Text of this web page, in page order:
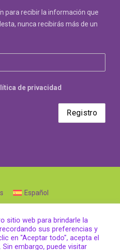
para recibir la información que
nunca recibirás más de un
de privacidad
Español
|AVISO LEGAL |
POLÍTICA DE
sitio web para brindarle la
sus preferencias y
en "Aceptar todo", acepta el
embargo, puede visitar